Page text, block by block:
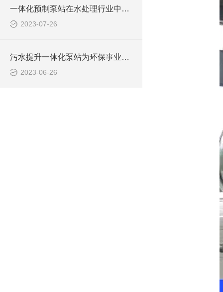
一体化预制泵站在水处理行业中的应用
2023-07-26
污水提升一体化泵站为环保事业做出了哪些贡献？
2023-06-26